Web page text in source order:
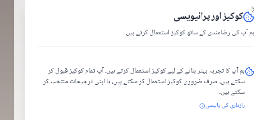
کو شرک سمجھتے تھے اور مصوری کو ناجائز بھی !
کی ، ہمیں باقائدہ ملنے ڈی پی ایس کے ہاسٹل بھی تشریف
اور عمامہ مبارک کاف کے برابر ہے ! سمجھائے کہ دیوبندی
کوکیز اور پرائیویسی
ہم آپ کی رضامندی کے ساتھ کوکیز استعمال کرتے ہیں
ہم آپ کا تجربہ بہتر بنانے کے لیے کوکیز استعمال کرتے ہیں۔ آپ تمام کوکیز قبول کر
سکتے ہیں، صرف ضروری کوکیز استعمال کر سکتے ہیں، یا اپنی ترجیحات منتخب کر
سکتے ہیں۔
رازداری کی پالیسی